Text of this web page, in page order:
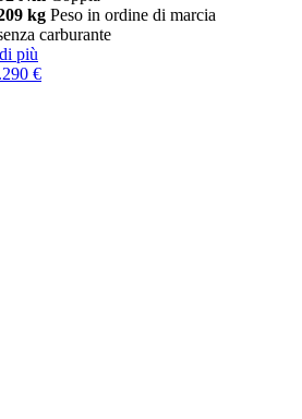
kg Peso in ordine di marcia
carburante
più
€